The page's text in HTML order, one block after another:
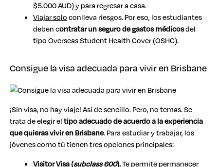
$5.000 AUD) y para regresar a casa.
Viajar soloconlleva riesgos. Por eso, los estudiantes
deben contratar un seguro de gastos médicosdel
tipo Overseas Student Health Cover (OSHC).
Consigue la visa adecuada para vivir en Brisbane
¡Sin visa, no hay viaje! Así de sencillo. Pero, no temas. Se
trata de elegir eltipo adecuado de acuerdo a la experiencia
que quieras vivir en Brisbane. Para estudiar y trabajar, los
jóvenes como tú tienen tres opciones principales:
Visitor Visa(subclass 600).Te permite permanecer